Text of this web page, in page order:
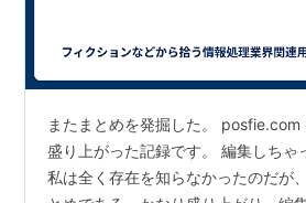
またまとめを発掘した。
盛り上がった記録です。 編集しちゃ
私は全く存在を知らなかったのだが